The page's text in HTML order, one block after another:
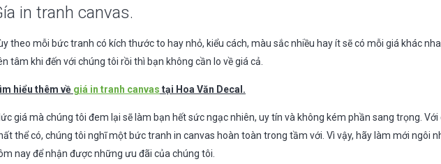
in tranh canvas.
theo mỗi bức tranh có kích thước to hay nhỏ, kiểu cách, màu sắc nhiều hay ít sẽ có mỗi giá khác
tâm khi đến với chúng tôi rồi thì bạn không cần lo về giá cả.
hiểu thêm về giá in tranh canvas tại Hoa Văn Decal.
giá mà chúng tôi đem lại sẽ làm bạn hết sức ngạc nhiên, uy tín và không kém phần sang trọng. Với
thể có, chúng tôi nghĩ một bức tranh in canvas hoàn toàn trong tầm với. Vì vậy, hãy làm mới ngôi
nay để nhận được những ưu đãi của chúng tôi.